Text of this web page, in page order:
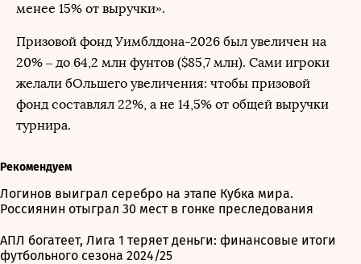
менее 15% от выручки».
Призовой фонд Уимблдона-2026 был увеличен на
20% – до 64,2 млн фунтов ($85,7 млн). Сами игроки
желали бОльшего увеличения: чтобы призовой
фонд составлял 22%, а не 14,5% от общей выручки
турнира.
Рекомендуем
Логинов выиграл серебро на этапе Кубка мира.
Россиянин отыграл 30 мест в гонке преследования
АПЛ богатеет, Лига 1 теряет деньги: финансовые итоги
футбольного сезона 2024/25